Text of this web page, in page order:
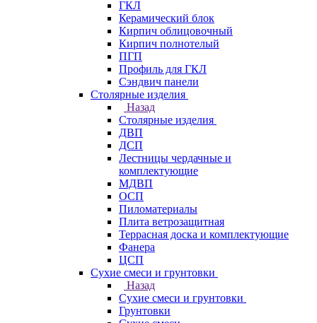
ГКЛ
Керамический блок
Кирпич облицовочный
Кирпич полнотелый
ПГП
Профиль для ГКЛ
Сэндвич панели
Столярные изделия
Назад
Столярные изделия
ДВП
ДСП
Лестницы чердачные и
комплектующие
МДВП
ОСП
Пиломатериалы
Плита ветрозащитная
Террасная доска и комплектующие
Фанера
ЦСП
Сухие смеси и грунтовки
Назад
Сухие смеси и грунтовки
Грунтовки